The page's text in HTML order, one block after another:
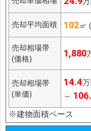
売却平均面積 102㎡ (
売却相場帯
(価格)
1,880
売却相場帯
(単価)
14.4
～
※建物面積ベース